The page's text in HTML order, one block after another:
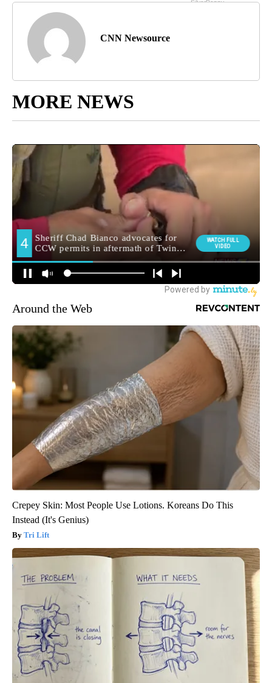
CNN Newsource
MORE NEWS
Around the Web
Crepey Skin: Most People Use Lotions. Koreans Do This
Instead (It's Genius)
Tri Lift